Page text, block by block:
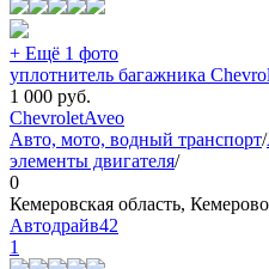
+ Ещё 1 фото
уплотнитель багажника
1 000 руб.
ChevroletAveo
Авто, мото, водный транспорт/
элементы двигателя/
0
Кемеровская область, Кемерово
Автодрайв42
1